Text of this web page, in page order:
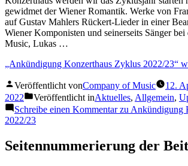
gewidmet der Wiener Romantik. Werke von
auf Gustav Mahlers Rückert-Lieder in einer
Wiener Komponisten und seinerseits Sänger
Music, Lukas …
„Ankündigung Konzerthaus Zyklus 2022/23“
Veröffentlicht vonCompany of Music 12.
2022
Veröffentlicht inAktuelles, Allgemein,
Schreibe einen Kommentarzu Ankündigung
2022/23
Seitennummerierung der